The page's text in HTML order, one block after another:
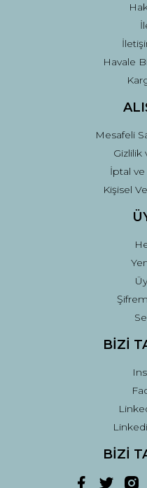
Havale
Mesafeli
Gizlilik
İptal ve
Kişisel
BİZİ
BİZİ